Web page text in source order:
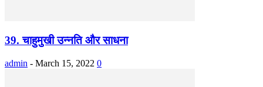
39. चाहुमुखी उन्नति और साधना
admin - March 15, 2022 0